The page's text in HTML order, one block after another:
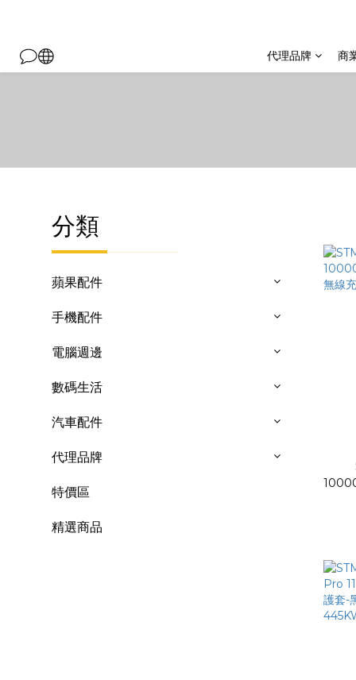
代理品牌 商
分類
蘋果配件
手機配件
電腦週邊
數碼生活
汽車配件
代理品牌
特價區
精選商品